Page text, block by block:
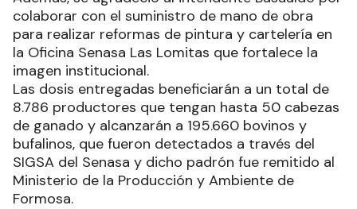
colaborar con el suministro de mano de obra
para realizar reformas de pintura y cartelería en
la Oficina Senasa Las Lomitas que fortalece la
imagen institucional.
Las dosis entregadas beneficiarán a un total de
8.786 productores que tengan hasta 50 cabezas
de ganado y alcanzarán a 195.660 bovinos y
bufalinos, que fueron detectados a través del
SIGSA del Senasa y dicho padrón fue remitido al
Ministerio de la Producción y Ambiente de
Formosa.